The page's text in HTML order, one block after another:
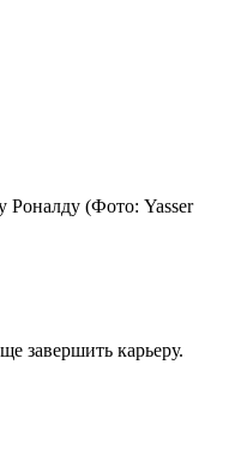
Роналду (Фото: Yasser
завершить карьеру.